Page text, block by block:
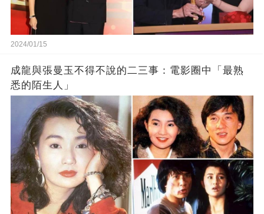
2024/01/15
成龍與張曼玉不得不說的二三事：電影圈中「最熟
悉的陌生人」